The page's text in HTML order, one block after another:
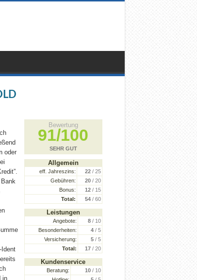
Bewertung
91/100
SEHR GUT
Allgemein
eff. Jahreszins: 22 / 25
Gebühren:
20 / 20
Bonus:
12 / 15
Total:
54 / 60
Leistungen
Angebote: 8/ 10
Besonderheiten:
4/ 5
Versicherung:
5/ 5
Total:
17/ 20
Kundenservice
Beratung: 10/ 10
oder
in